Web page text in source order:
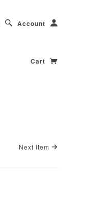
Account
Cart
Next Item